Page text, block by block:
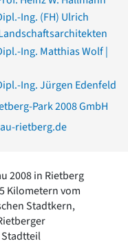
Ing. (FH) Ulrich
Ing. Matthias Wolf |
Ing. Jürgen Edenfeld
Park 2008 GmbH
rietberg.de
2008 in Rietberg
Kilometern vom
Stadtkern,
Stadtteil